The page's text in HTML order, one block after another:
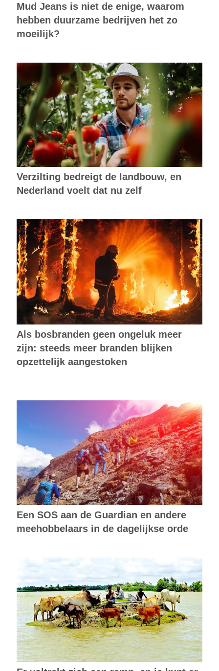
Mud Jeans is niet de enige, waarom
hebben duurzame bedrijven het zo
moeilijk?
Verzilting bedreigt de landbouw, en
Nederland voelt dat nu zelf
Als bosbranden geen ongeluk meer
zijn: steeds meer branden blijken
opzettelijk aangestoken
Een SOS aan de Guardian en andere
meehobbelaars in de dagelijkse orde